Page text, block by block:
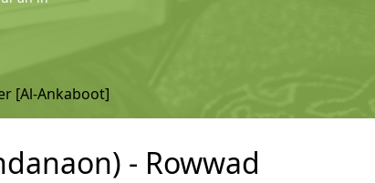
[Al-Ankaboot]
- Rowwad